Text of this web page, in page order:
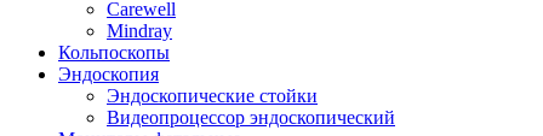
Carewell
Mindray
Кольпоскопы
Эндоскопия
Эндоскопические стойки
Видеопроцессор эндоскопический